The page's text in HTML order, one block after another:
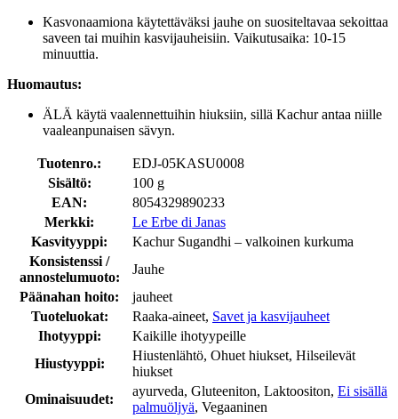
Kasvonaamiona käytettäväksi jauhe on suositeltavaa sekoittaa
saveen tai muihin kasvijauheisiin. Vaikutusaika: 10-15
minuuttia.
Huomautus:
ÄLÄ käytä vaalennettuihin hiuksiin, sillä Kachur antaa niille
vaaleanpunaisen sävyn.
Tuotenro.:
EDJ-05KASU0008
Sisältö:
100 g
EAN:
8054329890233
Merkki:
Le Erbe di Janas
Kasvityyppi:
Kachur Sugandhi – valkoinen kurkuma
Konsistenssi /
annostelumuoto:
Jauhe
Päänahan hoito:
jauheet
Tuoteluokat:
Raaka-aineet, Savet ja kasvijauheet
Ihotyyppi:
Kaikille ihotyypeille
Hiustyyppi:
Hiustenlähtö, Ohuet hiukset, Hilseilevät
hiukset
Ominaisuudet:
ayurveda, Gluteeniton, Laktoositon, Ei sisällä
palmuöljyä, Vegaaninen